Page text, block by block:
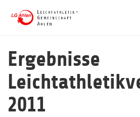
Ergebnisse
2011